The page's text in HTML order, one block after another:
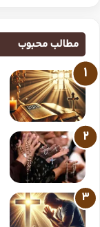
مطالب محبوب